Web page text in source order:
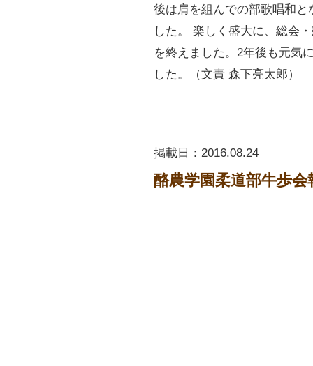
後は肩を組んでの部歌唱和と
した。 楽しく盛大に、総会
を終えました。2年後も元気
した。（文責 森下亮太郎）
掲載日： 2016.08.24
酪農学園柔道部牛歩会